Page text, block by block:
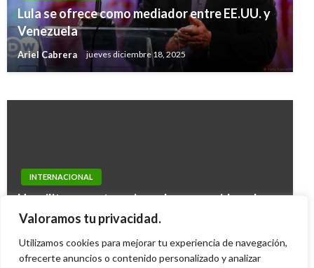
Valoramos tu privacidad.
Utilizamos cookies para mejorar tu experiencia de navegación,
ofrecerte anuncios o contenido personalizado y analizar
Lula se ofrece como mediador entre EE.UU. y
Venezuela
Ariel Cabrera jueves diciembre 18, 2025
INTERNACIONAL
Régimen de Maduro deportó a los periodistas
de Univisión
Iván Briceño martes febrero 26, 2019
INTERNACIONAL
Un militar muerto y cinco desaparecidos al
intentar cruzar un río en Perú en medio de las
Ariel Cabrera lunes marzo 6, 2023